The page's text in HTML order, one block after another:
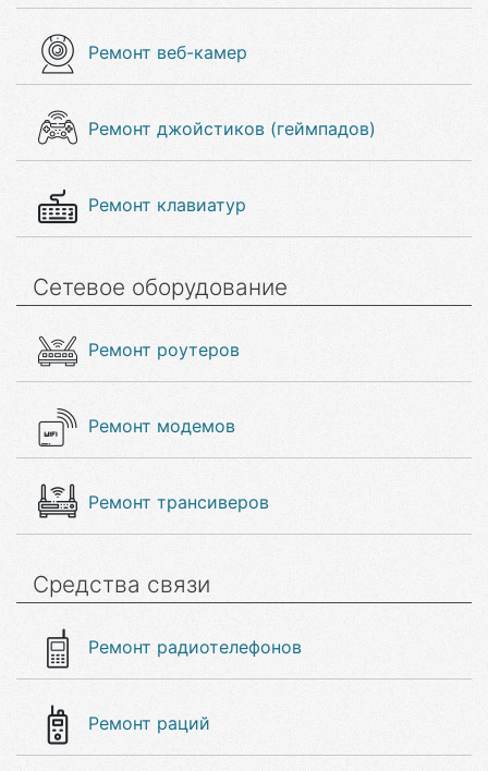
Ремонт веб-камер
Ремонт джойстиков (геймпадов)
Ремонт клавиатур
Сетевое оборудование
Ремонт роутеров
Ремонт модемов
Ремонт трансиверов
Средства связи
Ремонт радиотелефонов
Ремонт раций